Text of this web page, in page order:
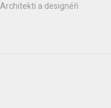
Architekti a designéři